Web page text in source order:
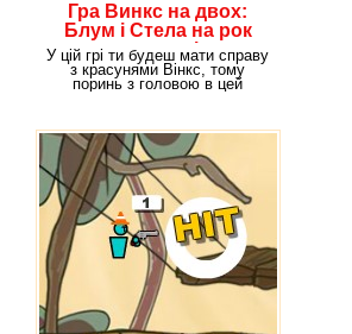
Гра Винкс на двох:
Блум і Стела на рок
концерті
У цій грі ти будеш мати справу
з красунями Вінкс, тому
поринь з головою в цей